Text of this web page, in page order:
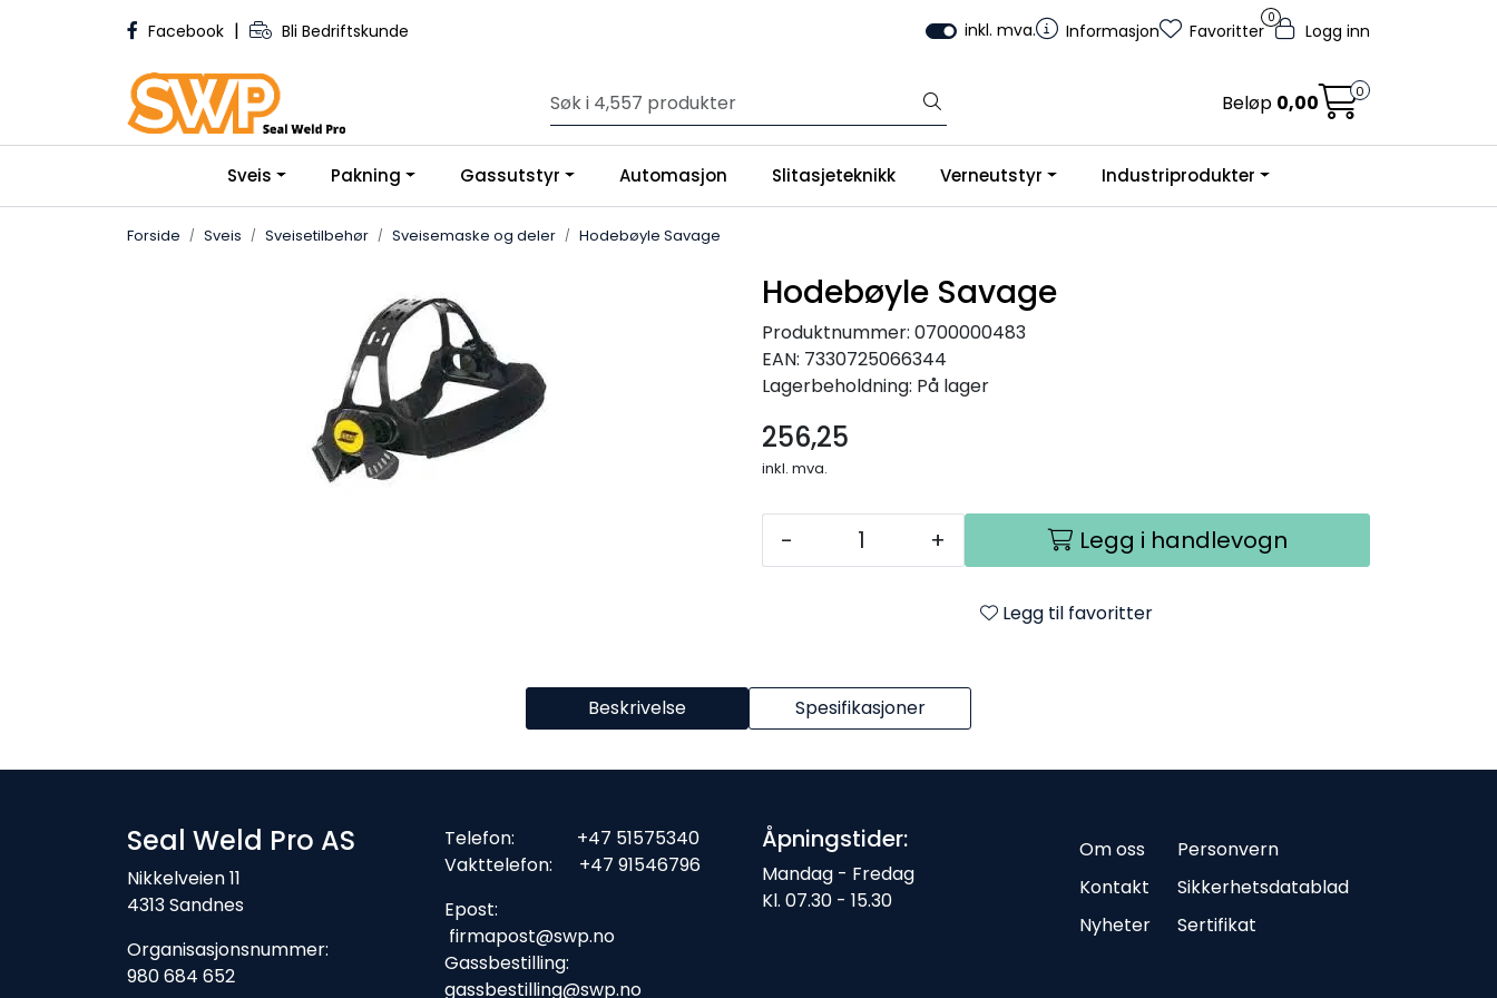
Facebook | Bli Bedriftskunde inkl. mva. Informasjon
0
Favoritter Logg inn
Beløp 0,00 0
Sveis Pakning Gassutstyr Automasjon Slitasjeteknikk Verneutstyr Industriprodukter
Forside Sveis Sveisetilbehør Sveisemaske og deler Hodebøyle Savage
Hodebøyle Savage
Produktnummer: 0700000483
EAN: 7330725066344
Lagerbeholdning: På lager
256,25
inkl. mva.
- + Legg i handlevogn
Legg til favoritter
Beskrivelse Spesifikasjoner
Seal Weld Pro AS
Nikkelveien 11
4313 Sandnes
Organisasjonsnummer:
980 684 652
Telefon: +47 51575340
Vakttelefon: +47 91546796
Epost:
firmapost@swp.no
Gassbestilling:
gassbestilling@swp.no
Åpningstider:
Mandag - Fredag
Kl. 07.30 - 15.30
Om oss
Kontakt
Nyheter
Personvern
Sikkerhetsdatablad
Sertifikat